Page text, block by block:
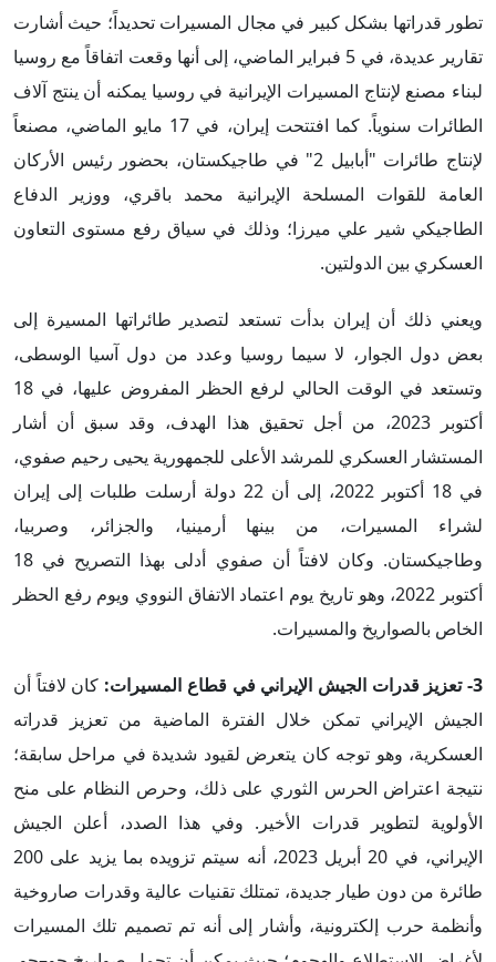
تطور قدراتها بشكل كبير في مجال المسيرات تحديداً؛ حيث أشارت
تقارير عديدة، في 5 فبراير الماضي، إلى أنها وقعت اتفاقاً مع روسيا
لبناء مصنع لإنتاج المسيرات الإيرانية في روسيا يمكنه أن ينتج آلاف
الطائرات سنوياً. كما افتتحت إيران، في 17 مايو الماضي، مصنعاً
لإنتاج طائرات "أبابيل 2" في طاجيكستان، بحضور رئيس الأركان
العامة للقوات المسلحة الإيرانية محمد باقري، ووزير الدفاع
الطاجيكي شير علي ميرزا؛ وذلك في سياق رفع مستوى التعاون
العسكري بين الدولتين.
ويعني ذلك أن إيران بدأت تستعد لتصدير طائراتها المسيرة إلى
بعض دول الجوار، لا سيما روسيا وعدد من دول آسيا الوسطى،
وتستعد في الوقت الحالي لرفع الحظر المفروض عليها، في 18
أكتوبر 2023، من أجل تحقيق هذا الهدف، وقد سبق أن أشار
المستشار العسكري للمرشد الأعلى للجمهورية يحيى رحيم صفوي،
في 18 أكتوبر 2022، إلى أن 22 دولة أرسلت طلبات إلى إيران
لشراء المسيرات، من بينها أرمينيا، والجزائر، وصربيا،
وطاجيكستان. وكان لافتاً أن صفوي أدلى بهذا التصريح في 18
أكتوبر 2022، وهو تاريخ يوم اعتماد الاتفاق النووي ويوم رفع الحظر
الخاص بالصواريخ والمسيرات.
3- تعزيز قدرات الجيش الإيراني في قطاع المسيرات:
كان لافتاً أن
الجيش الإيراني تمكن خلال الفترة الماضية من تعزيز قدراته
العسكرية، وهو توجه كان يتعرض لقيود شديدة في مراحل سابقة؛
نتيجة اعتراض الحرس الثوري على ذلك، وحرص النظام على منح
الأولوية لتطوير قدرات الأخير. وفي هذا الصدد، أعلن الجيش
الإيراني، في 20 أبريل 2023، أنه سيتم تزويده بما يزيد على 200
طائرة من دون طيار جديدة، تمتلك تقنيات عالية وقدرات صاروخية
وأنظمة حرب إلكترونية، وأشار إلى أنه تم تصميم تلك المسيرات